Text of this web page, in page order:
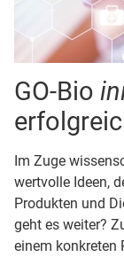
GO-Bio
Im Zuge
wertvolle Ideen,
Produkten und
geht es weiter?
einem konkreten